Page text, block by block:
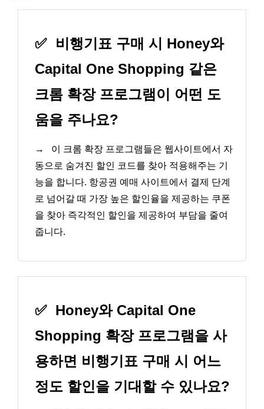
✅
비행기표 구매 시 Honey와
Capital One Shopping 같은
크롬 확장 프로그램이 어떤 도
움을 주나요?
→
이 크롬 확장 프로그램들은 웹사이트에서 자
동으로 숨겨진 할인 코드를 찾아 적용해주는 기
능을 합니다. 항공권 예매 사이트에서 결제 단계
로 넘어갈 때 가장 높은 할인율을 제공하는 쿠폰
을 찾아 즉각적인 할인을 제공하여 부담을 줄여
줍니다.
✅ Honey와 Capital One
Shopping 확장 프로그램을 사
용하면 비행기표 구매 시 어느
정도 할인을 기대할 수 있나요?